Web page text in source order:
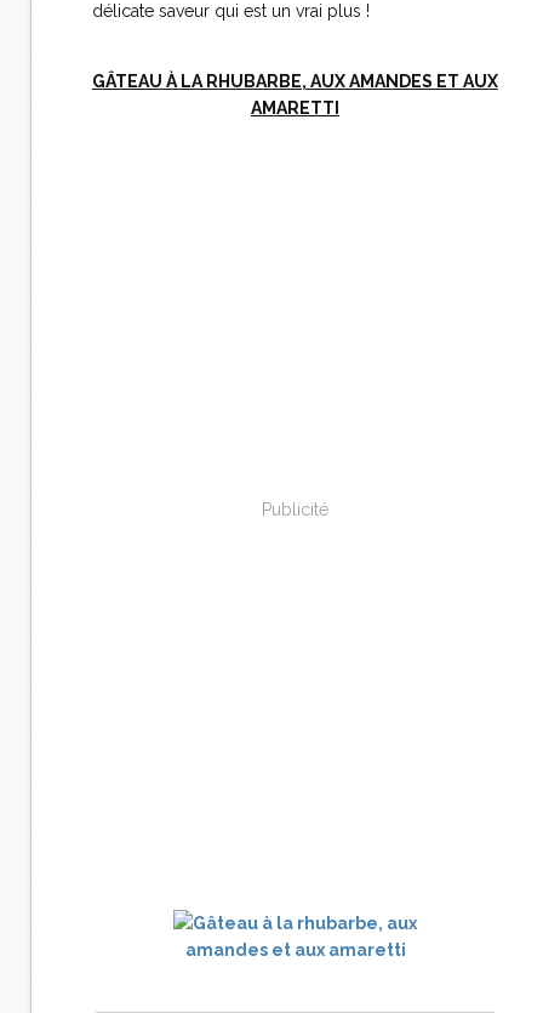
délicate saveur qui est un vrai plus !
GÂTEAU À LA RHUBARBE, AUX AMANDES ET AUX
AMARETTI
Publicité